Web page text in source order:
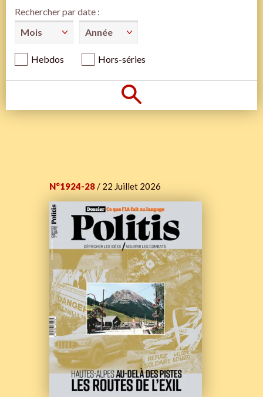
Rechercher par date :
Hebdos Hors-séries
N°1924-28 / 22 Juillet 2026